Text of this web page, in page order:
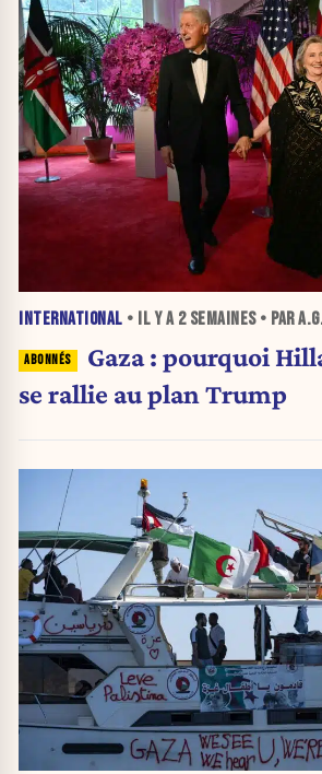
INTERNATIONAL • IL Y A 2 SEMAINES• PAR
Gaza : pourquoi
se rallie au plan Trump